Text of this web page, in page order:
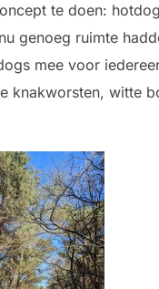
te doen:
genoeg ruimte
mee voor
knakworsten, witte